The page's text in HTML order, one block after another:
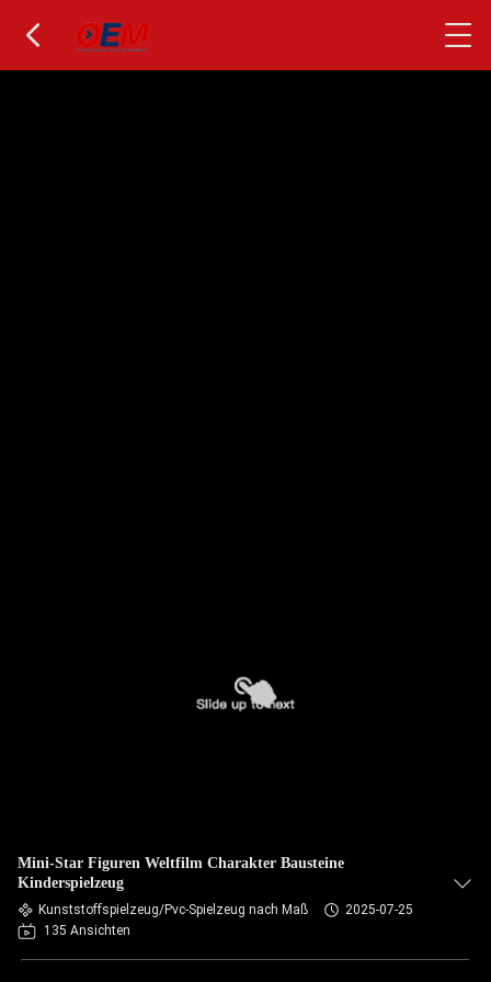
Mini-Star Figuren Weltfilm Charakter Bausteine
Kinderspielzeug
Kunststoffspielzeug/Pvc-Spielzeug nach Maß
2025-07-25
135 Ansichten